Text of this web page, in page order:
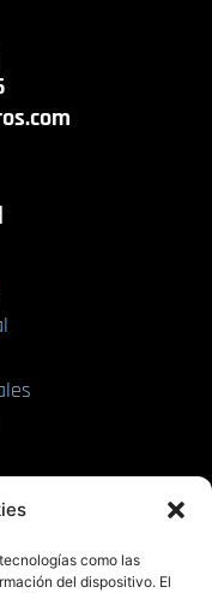
como las
del dispositivo. El